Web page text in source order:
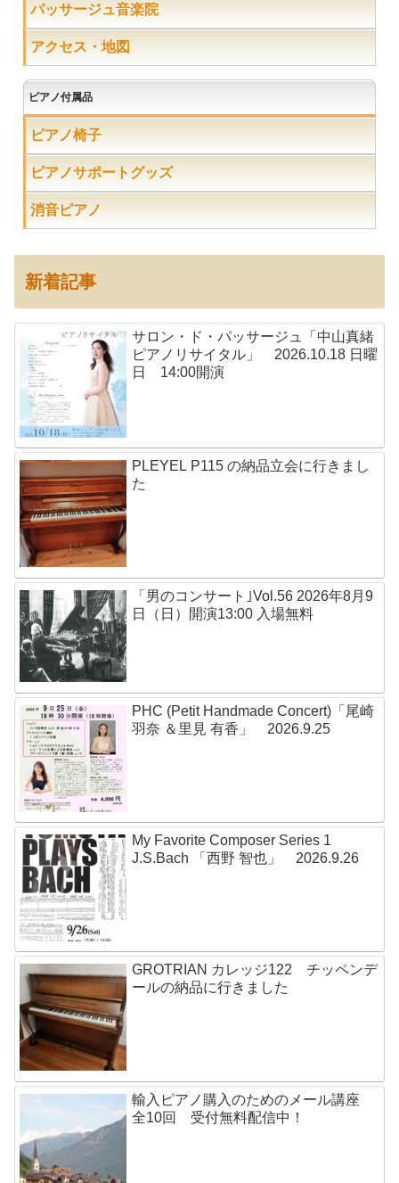
パッサージュ音楽院
アクセス・地図
ピアノ付属品
ピアノ椅子
ピアノサポートグッズ
消音ピアノ
新着記事
サロン・ド・パッサージュ「中山真緒
ピアノリサイタル」 2026.10.18 日曜
日 14:00開演
PLEYEL P115 の納品立会に行きまし
た
「男のコンサート｣Vol.56 2026年8月9
日（日）開演13:00 入場無料
PHC (Petit Handmade Concert)「尾崎
羽奈 ＆里見 有香」 2026.9.25
My Favorite Composer Series 1
J.S.Bach 「西野 智也」 2026.9.26
GROTRIAN カレッジ122 チッペンデ
ールの納品に行きました
輸入ピアノ購入のためのメール講座
全10回 受付無料配信中！